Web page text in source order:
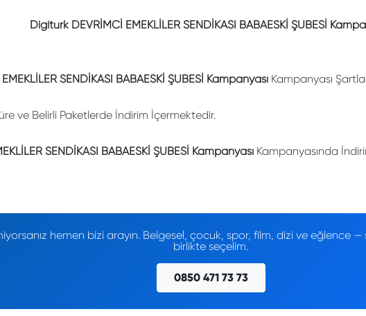
Digiturk DEVRİMCİ EMEKLİLER SENDİKASI BABAESKİ ŞUBESİ
SENDİKASI BABAESKİ ŞUBESİ Kampanyası Kampanyası
ve Belirli Paketlerde İndirim İçermektedir.
SENDİKASI BABAESKİ ŞUBESİ Kampanyası Kampanyasında
hemen bizi arayın. Belgesel, çocuk, spor, film, dizi ve eğlence
birlikte seçelim.
0850 471 73 73